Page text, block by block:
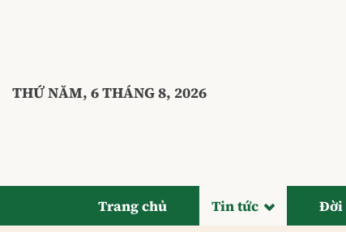
THỨ NĂM, 6 THÁNG 8, 2026
Trang chủ Tin tức Đời